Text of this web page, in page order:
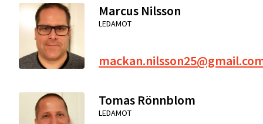
Marcus Nilsson
LEDAMOT
Tomas Rönnblom
LEDAMOT